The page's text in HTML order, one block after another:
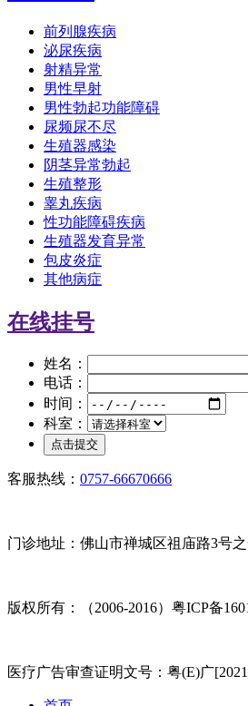
前列腺疾病
泌尿疾病
射精异常
男性早射
男性勃起功能障碍
尿频尿不尽
生殖器感染
阴茎异常勃起
生殖整形
睾丸疾病
性功能障碍疾病
生殖器发育异常
包皮炎症
其他病症
在线挂号
姓名：
电话：
时间：
科室：
客服热线： 0757-66670666
门诊地址：佛山市禅城区祖庙路3号
版权所有：（2006-2016）粤ICP备
医疗广告审查证明文号：粤(E)广